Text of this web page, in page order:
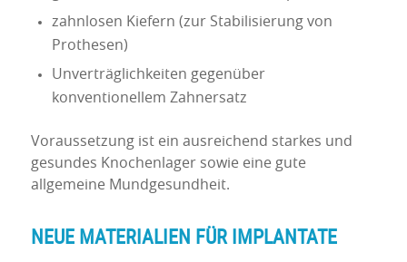
zahnlosen Kiefern (zur Stabilisierung von
Prothesen)
Unverträglichkeiten gegenüber
konventionellem Zahnersatz
Voraussetzung ist ein ausreichend starkes und
gesundes Knochenlager sowie eine gute
allgemeine Mundgesundheit.
NEUE MATERIALIEN FÜR IMPLANTATE